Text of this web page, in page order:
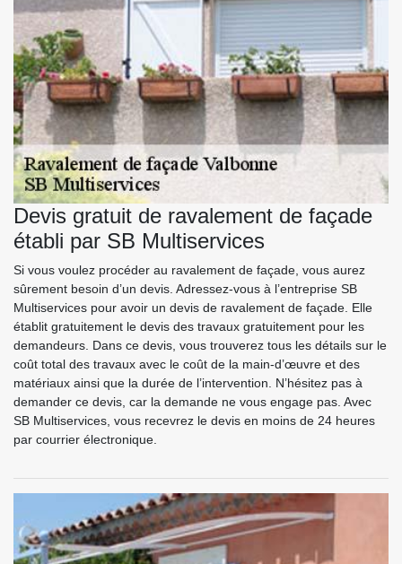
Devis gratuit de ravalement de façade
établi par SB Multiservices
Si vous voulez procéder au ravalement de façade, vous aurez
sûrement besoin d’un devis. Adressez-vous à l’entreprise SB
Multiservices pour avoir un devis de ravalement de façade. Elle
établit gratuitement le devis des travaux gratuitement pour les
demandeurs. Dans ce devis, vous trouverez tous les détails sur le
coût total des travaux avec le coût de la main-d’œuvre et des
matériaux ainsi que la durée de l’intervention. N’hésitez pas à
demander ce devis, car la demande ne vous engage pas. Avec
SB Multiservices, vous recevrez le devis en moins de 24 heures
par courrier électronique.